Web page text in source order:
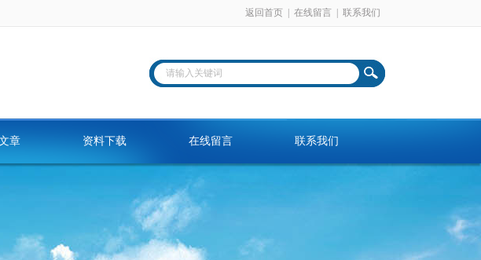
返回首页 在线留言 联系我们
章 资料下载 在线留言 联系我们